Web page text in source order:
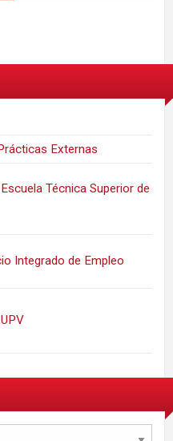
Externas
Escuela Técnica Superior de
Integrado de Empleo
UPV